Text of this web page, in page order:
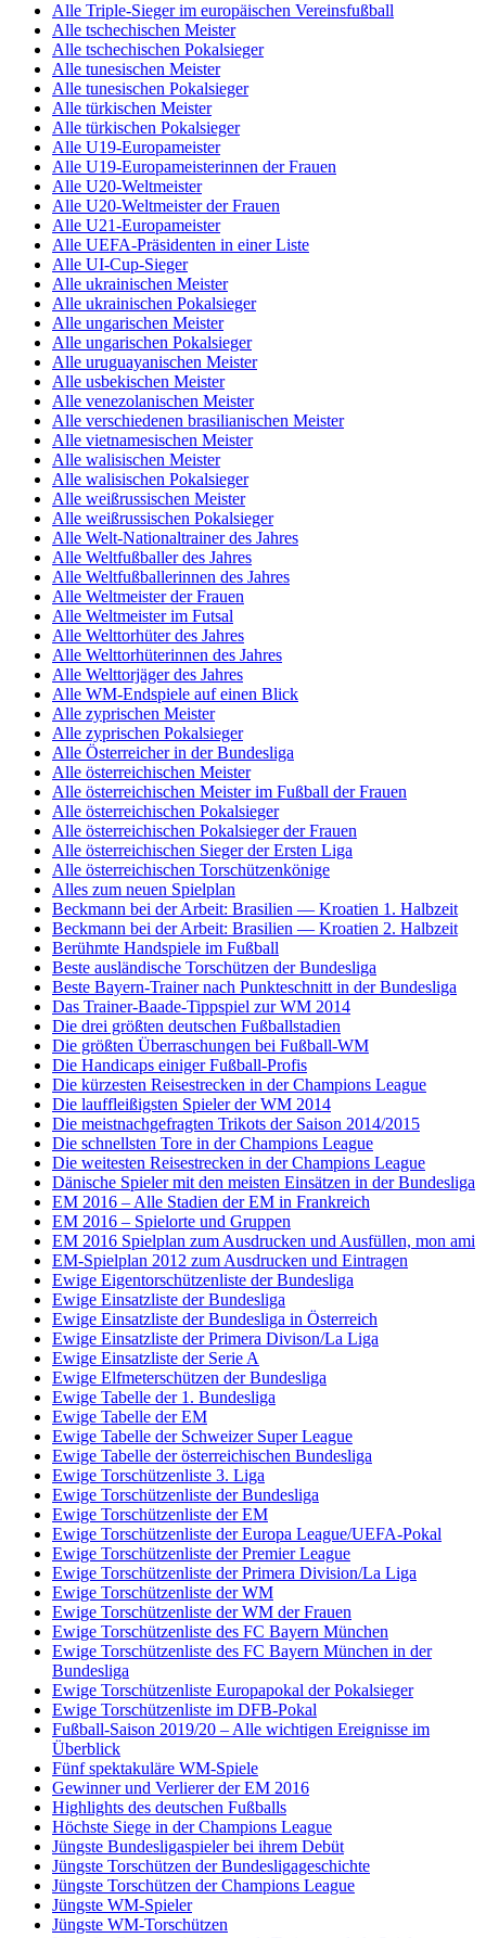
Alle Triple-Sieger im europäischen Vereinsfußball
Alle tschechischen Meister
Alle tschechischen Pokalsieger
Alle tunesischen Meister
Alle tunesischen Pokalsieger
Alle türkischen Meister
Alle türkischen Pokalsieger
Alle U19-Europameister
Alle U19-Europameisterinnen der Frauen
Alle U20-Weltmeister
Alle U20-Weltmeister der Frauen
Alle U21-Europameister
Alle UEFA-Präsidenten in einer Liste
Alle UI-Cup-Sieger
Alle ukrainischen Meister
Alle ukrainischen Pokalsieger
Alle ungarischen Meister
Alle ungarischen Pokalsieger
Alle uruguayanischen Meister
Alle usbekischen Meister
Alle venezolanischen Meister
Alle verschiedenen brasilianischen Meister
Alle vietnamesischen Meister
Alle walisischen Meister
Alle walisischen Pokalsieger
Alle weißrussischen Meister
Alle weißrussischen Pokalsieger
Alle Welt-Nationaltrainer des Jahres
Alle Weltfußballer des Jahres
Alle Weltfußballerinnen des Jahres
Alle Weltmeister der Frauen
Alle Weltmeister im Futsal
Alle Welttorhüter des Jahres
Alle Welttorhüterinnen des Jahres
Alle Welttorjäger des Jahres
Alle WM-Endspiele auf einen Blick
Alle zyprischen Meister
Alle zyprischen Pokalsieger
Alle Österreicher in der Bundesliga
Alle österreichischen Meister
Alle österreichischen Meister im Fußball der Frauen
Alle österreichischen Pokalsieger
Alle österreichischen Pokalsieger der Frauen
Alle österreichischen Sieger der Ersten Liga
Alle österreichischen Torschützenkönige
Alles zum neuen Spielplan
Beckmann bei der Arbeit: Brasilien — Kroatien 1. Halbzeit
Beckmann bei der Arbeit: Brasilien — Kroatien 2. Halbzeit
Berühmte Handspiele im Fußball
Beste ausländische Torschützen der Bundesliga
Beste Bayern-Trainer nach Punkteschnitt in der Bundesliga
Das Trainer-Baade-Tippspiel zur WM 2014
Die drei größten deutschen Fußballstadien
Die größten Überraschungen bei Fußball-WM
Die Handicaps einiger Fußball-Profis
Die kürzesten Reisestrecken in der Champions League
Die lauffleißigsten Spieler der WM 2014
Die meistnachgefragten Trikots der Saison 2014/2015
Die schnellsten Tore in der Champions League
Die weitesten Reisestrecken in der Champions League
Dänische Spieler mit den meisten Einsätzen in der Bundesliga
EM 2016 – Alle Stadien der EM in Frankreich
EM 2016 – Spielorte und Gruppen
EM 2016 Spielplan zum Ausdrucken und Ausfüllen, mon ami
EM-Spielplan 2012 zum Ausdrucken und Eintragen
Ewige Eigentorschützenliste der Bundesliga
Ewige Einsatzliste der Bundesliga
Ewige Einsatzliste der Bundesliga in Österreich
Ewige Einsatzliste der Primera Divison/La Liga
Ewige Einsatzliste der Serie A
Ewige Elfmeterschützen der Bundesliga
Ewige Tabelle der 1. Bundesliga
Ewige Tabelle der EM
Ewige Tabelle der Schweizer Super League
Ewige Tabelle der österreichischen Bundesliga
Ewige Torschützenliste 3. Liga
Ewige Torschützenliste der Bundesliga
Ewige Torschützenliste der EM
Ewige Torschützenliste der Europa League/UEFA-Pokal
Ewige Torschützenliste der Premier League
Ewige Torschützenliste der Primera Division/La Liga
Ewige Torschützenliste der WM
Ewige Torschützenliste der WM der Frauen
Ewige Torschützenliste des FC Bayern München
Ewige Torschützenliste des FC Bayern München in der
Bundesliga
Ewige Torschützenliste Europapokal der Pokalsieger
Ewige Torschützenliste im DFB-Pokal
Fußball-Saison 2019/20 – Alle wichtigen Ereignisse im
Überblick
Fünf spektakuläre WM-Spiele
Gewinner und Verlierer der EM 2016
Highlights des deutschen Fußballs
Höchste Siege in der Champions League
Jüngste Bundesligaspieler bei ihrem Debüt
Jüngste Torschützen der Bundesligageschichte
Jüngste Torschützen der Champions League
Jüngste WM-Spieler
Jüngste WM-Torschützen